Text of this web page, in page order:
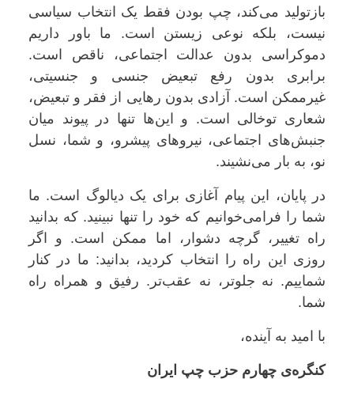
بازتولید می‌کند، چپ بودن فقط یک انتخاب سیاسی
نیست، بلکه نوعی زیستن است. ما باور داریم
دموکراسی بدون عدالت اجتماعی، ناقص است.
برابری بدون رفع تبعیض جنسی و جنسیتی،
غیرممکن است. آزادی بدون رهایی از فقر و تبعیض،
شعاری توخالی است. و این‌ها تنها در پیوند میان
جنبش‌های اجتماعی، نیروهای پیشرو، و شما، نسل
نو، به بار می‌نشیند.
در پایان، این پیام آغازی برای یک دیالوگ است. ما
شما را فرامی‌خوانیم که خود را تنها نبینید. که بدانید
راه تغییر، گرچه دشوار، اما ممکن است. و اگر
روزی این راه را انتخاب کردید، بدانید: ما در کنار
شماییم. نه جلوتر، نه عقب‌تر. رفیق و همراه راه
شما.
با امید به آینده،
کنگره‌ی چهارم حزب چپ ایران